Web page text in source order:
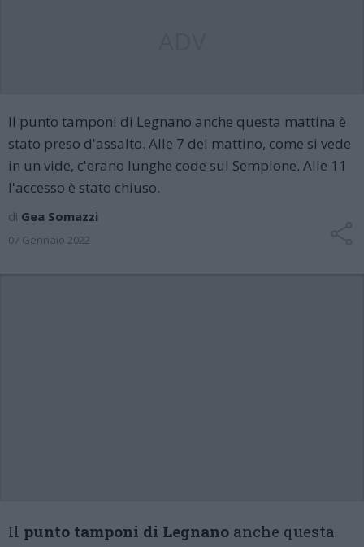
Il punto tamponi di Legnano anche questa mattina è
stato preso d'assalto. Alle 7 del mattino, come si vede
in un vide, c'erano lunghe code sul Sempione. Alle 11
l'accesso è stato chiuso.
di Gea Somazzi
07 Gennaio 2022
Il punto tamponi di Legnano anche questa